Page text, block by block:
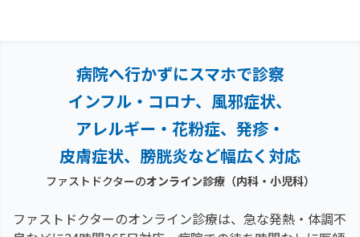
病院へ行かずにスマホで診察
インフル・コロナ、風邪症状、
アレルギー・花粉症、 発疹・
皮膚症状、膀胱炎など幅広く対応
ファストドクターのオンライン診療（内科・小児科）
ファストドクターのオンライン診療は、急な発熱・体調不